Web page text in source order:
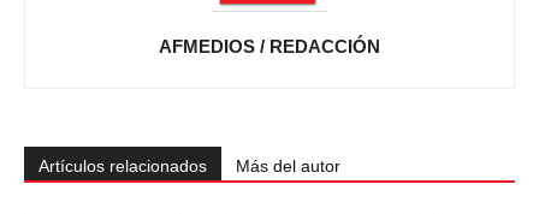
AFMEDIOS / REDACCIÓN
Artículos relacionados Más del autor